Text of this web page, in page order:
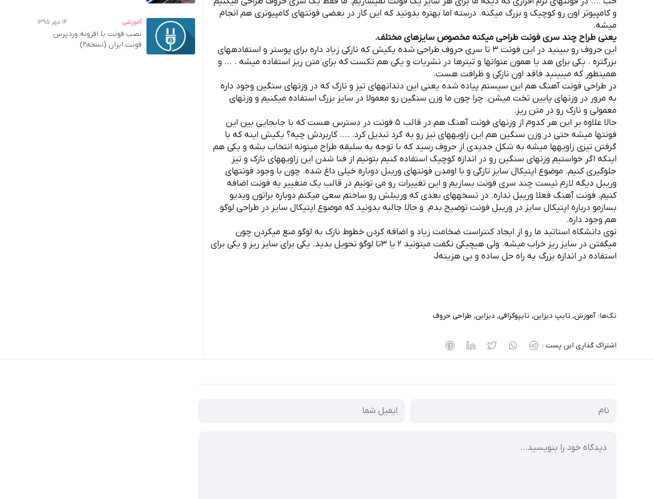
و کامپیوتر اون رو کوچیک و بزرگ میکنه. درسته اما بهتره بدونید که این کار در بعضی فونتهای کامپیوتری هم انجام
میشه.
یعنی طراح چند سری فونت طراحی میکنه مخصوص سایزهای مختلف.
این حروف رو ببینید در این فونت ۳ تا سری حروف طراحی شده یکیش که نازکی زیاد داره برای پوستر و استفادههای
بزرگتره . یکی برای هد یا همون عنوانها و تیترها در نشریات و یکی هم تکست که برای متن ریز استفاده میشه . … و
همینطور که میبینید فاقد اون نازکی و ظرافت هست.
در طراحی فونت آهنگ هم این سیستم پیاده شده یعنی این دندانههای تیز و نازک که در وزنهای سنگین وجود داره
به مرور در وزنهای پایین تخت میشن. چرا چون ما وزن سنگین رو معمولا در سایز بزرگ استفاده میکنیم و وزنهای
معمولی و نازک رو در متن ریز.
حالا علاوه بر این هر کدوم از وزنهای فونت آهنگ هم در قالب ۵ فونت در دسترس هست که با جابجایی بین این
فونتها میشه حتی در وزن سنگین هم این زاویههای تیز رو به گرد تبدیل کرد. …. کاربردش چیه؟ یکیش اینه که با
گرفتن تیزی زاویهها میشه به شکل جدیدی از حروف رسید که با توجه به سلیقه طراح میتونه انتخاب بشه و یکی هم
اینکه اگر خواستیم وزنهای سنگین رو در اندازه کوچیک استفاده کنیم بتونیم از فنا شدن این زاویههای نازک و تیز
جلوگیری کنیم. موضوع اپتیکال سایز تازگی و با اومدن فونتهای وریبل دوباره خیلی داغ شده. چون با وجود فونتهای
وریبل دیگه لازم نیست چند سری فونت بسازیم و این تغییرات رو می تونیم در قالب یک متغییر به فونت اضافه
کنیم. فونت آهنگ فعلا وریبل نداره. در نسخههای بعدی که وریبلش رو ساختم سعی میکنم دوباره براتون ویديو
بسازمو درباره اپتیکال سایز در وریبل فونت توضیح بدم. و حالا جالبه بدونید که موضوع اپتیکال سایز در طراحی لوگو
هم وجود داره.
توی دانشگاه استاتید ما رو از ایجاد کنتراست ضخامت زیاد و اضافه کردن خطوط نازک به لوگو منع میکردن چون
میگفتن در سایز ریز خراب میشه. ولی هیچیکی نگفت میتونید ۲ یا ۳تا لوگو تحویل بدید. یکی برای سایز ریز و یکی برای
استفاده در اندازه بزرگ یه راه حل ساده و بی هزینهJ
تگ‌ها: آموزش تایپ دیزاین تایپوگرافی دیزاین طراحی حروف
اشتراک گذاری این پست :
آموزشی ۱۴ مهر ۱۳۹۵
نصب فونت با افزونه وردپرس
فونت ایران (نسخه2)